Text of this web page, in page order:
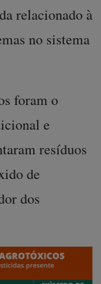
relacionado à
no sistema
foram o
e
resíduos
de
dos